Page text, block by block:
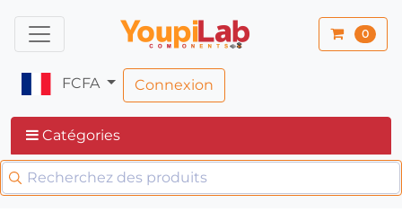
0
FCFA Connexion
Catégories